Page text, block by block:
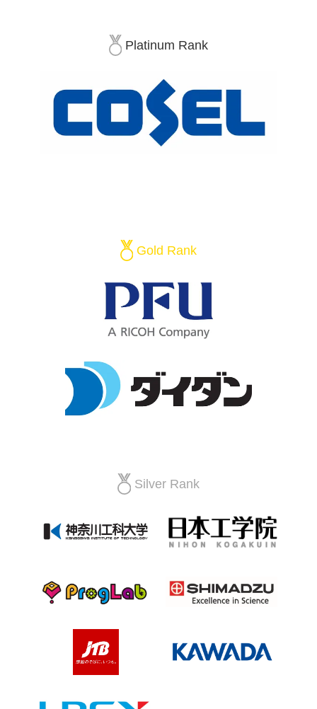
Platinum Rank
Gold Rank
Silver Rank